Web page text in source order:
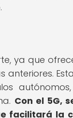
ya que
Con el 5G,
facilitará la